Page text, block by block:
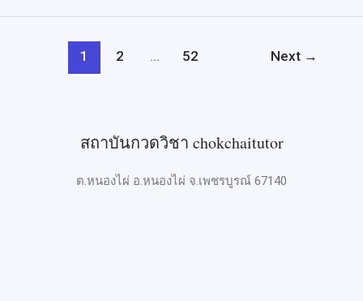
1 2 … 52 Next →
สถาบันกวดวิชา chokchaitutor
ต.หนองไผ่ อ.หนองไผ่ จ.เพชรบูรณ์ 67140